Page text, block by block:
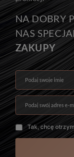
NA DOBRY
NAS
ZAKUPY
Podaj swoje imię
Podaj swój adres e-
Tak, chcę